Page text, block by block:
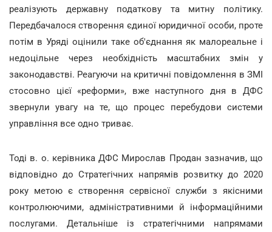
реалізують державну податкову та митну політику.
Передбачалося створення єдиної юридичної особи, проте
потім в Уряді оцінили таке об'єднання як малореальне і
недоцільне через необхідність масштабних змін у
законодавстві. Реагуючи на критичні повідомлення в ЗМІ
стосовно цієї «реформи», вже наступного дня в ДФС
звернули увагу на те, що процес перебудови системи
управління все одно триває.
Тоді в. о. керівника ДФС Мирослав Продан зазначив, що
відповідно до Стратегічних напрямів розвитку до 2020
року метою є створення сервісної служби з якісними
контролюючими, адміністративними й інформаційними
послугами. Детальніше із стратегічними напрямами